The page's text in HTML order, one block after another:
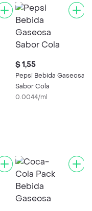
$ 1,55
Pepsi Bebida Gaseosa
Sabor Cola
0.0044/ml